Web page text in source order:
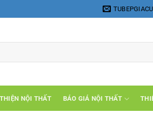
NỘI THẤT BÁO GIÁ NỘI THẤT